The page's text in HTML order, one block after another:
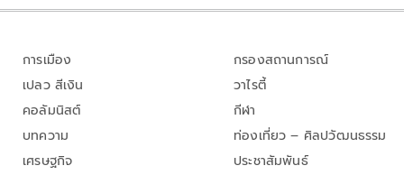
การเมือง
เปลว สีเงิน
คอลัมนิสต์
บทความ
เศรษฐกิจ
กรองสถานการณ์
วาไรตี้
กีฬา
ท่องเที่ยว – ศิลปวัฒนธรรม
ประชาสัมพันธ์